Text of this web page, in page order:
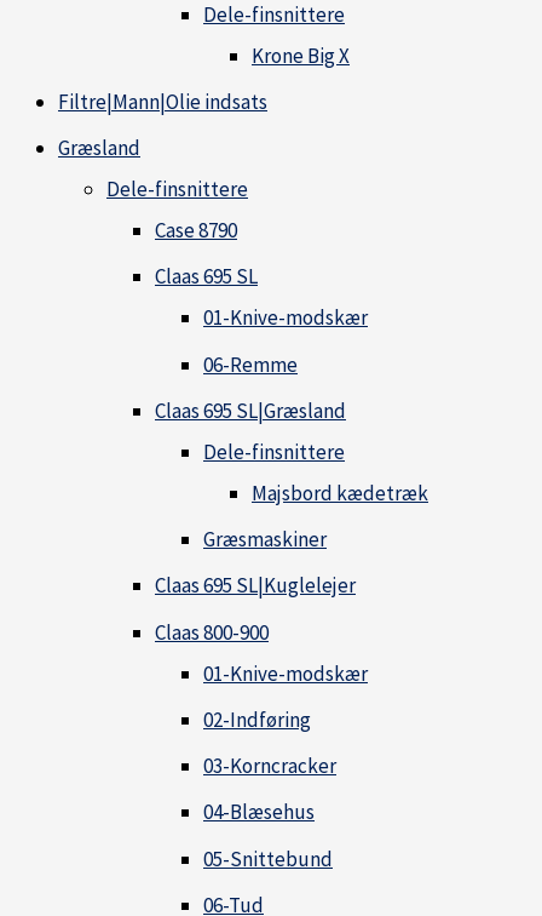
Dele-finsnittere
Krone Big X
Filtre|Mann|Olie indsats
Græsland
Dele-finsnittere
Case 8790
Claas 695 SL
01-Knive-modskær
06-Remme
Claas 695 SL|Græsland
Dele-finsnittere
Majsbord kædetræk
Græsmaskiner
Claas 695 SL|Kuglelejer
Claas 800-900
01-Knive-modskær
02-Indføring
03-Korncracker
04-Blæsehus
05-Snittebund
06-Tud